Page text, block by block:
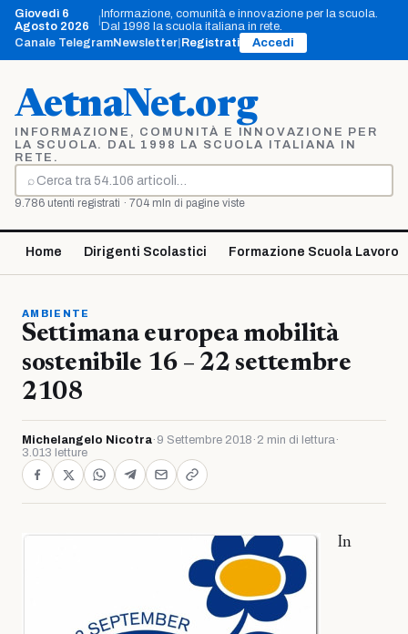
Vai
contenuto
Giovedì 6
Agosto 2026
Informazione, comunità e innovazione per la scuola.
Dal 1998 la scuola italiana in rete.
Canale TelegramNewsletter Registrati Accedi
AetnaNet.org
INFORMAZIONE, COMUNITÀ E INNOVAZIONE PER
LA SCUOLA. DAL 1998 LA SCUOLA ITALIANA IN
RETE.
⌕
Cerca
9.786 utenti registrati · 704 mln di pagine viste
Home Dirigenti Scolastici Formazione Scuola Lavoro
AMBIENTE
Settimana europea mobilità
sostenibile 16 – 22 settembre
2108
Michelangelo Nicotra· 9 Settembre 2018 · 2 min di lettura·
3.013 letture
In